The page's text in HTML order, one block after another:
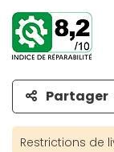
Partager
Restrictions de